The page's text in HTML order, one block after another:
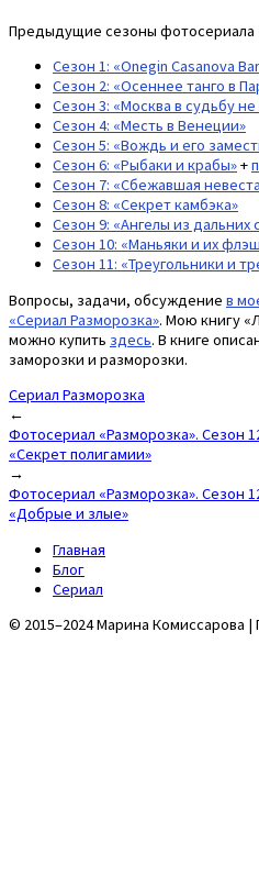
Предыдущие сезоны фотосериала
Сезон 1: «Onegin Casanova
Сезон 2: «Осеннее танго в
Сезон 3: «Москва в судьбу не
Сезон 4: «Месть в Венеции»
Сезон 5: «Вождь и его
Сезон 6: «Рыбаки и крабы»+
Сезон 7: «Сбежавшая
Сезон 8: «Секрет камбэка»
Сезон 9: «Ангелы из дальних
Сезон 10: «Маньяки и их
Сезон 11: «Треугольники и
Вопросы, задачи, обсуждение в
«Сериал Разморозка». Мою книгу
можно купить здесь. В книге
заморозки и разморозки.
Сериал Разморозка
Post
navigation
←
Фотосериал «Разморозка». Сезон
«Секрет полигамии»
→
Фотосериал «Разморозка». Сезон
«Добрые и злые»
Главная
Блог
Сериал
© 2015–2024 Марина Комиссарова |